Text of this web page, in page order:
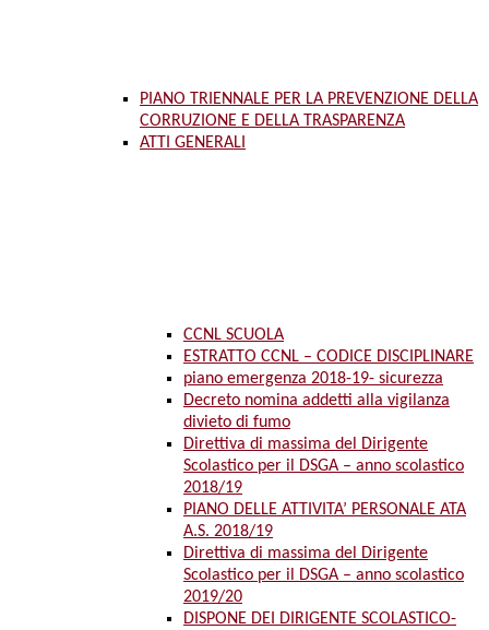
PIANO TRIENNALE PER LA PREVENZIONE DELLA
CORRUZIONE E DELLA TRASPARENZA
ATTI GENERALI
CCNL SCUOLA
ESTRATTO CCNL – CODICE DISCIPLINARE
piano emergenza 2018-19- sicurezza
Decreto nomina addetti alla vigilanza
divieto di fumo
Direttiva di massima del Dirigente
Scolastico per il DSGA – anno scolastico
2018/19
PIANO DELLE ATTIVITA’ PERSONALE ATA
A.S. 2018/19
Direttiva di massima del Dirigente
Scolastico per il DSGA – anno scolastico
2019/20
DISPONE DEI DIRIGENTE SCOLASTICO-